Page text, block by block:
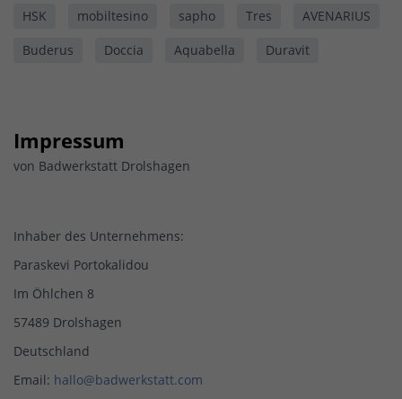
HSK
mobiltesino sapho Tres
AVENARIUS
Buderus
Doccia Aquabella Duravit
Impressum
von Badwerkstatt Drolshagen
Inhaber des Unternehmens:
Paraskevi Portokalidou
Im Öhlchen 8
57489 Drolshagen
Deutschland
Email: hallo@badwerkstatt.com